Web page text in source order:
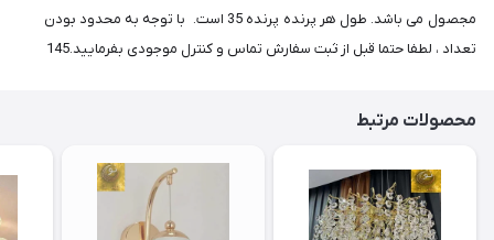
مجصول می باشد. طول هر پرنده پرنده 35 است. با توجه به محدود بودن
تعداد ، لطفا حتما قبل از ثبت سفارش تماس و کنترل موجودی بفرمایید.145
محصولات مرتبط